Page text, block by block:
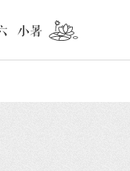
小暑